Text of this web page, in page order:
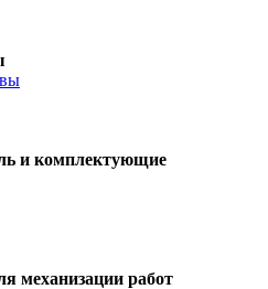
и комплектующие
механизации работ